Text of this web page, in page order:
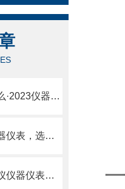
测土壤干湿度的仪器是什么·2023仪器仪表·云唐土壤干湿度检测仪器设备
买土壤腐蚀速度测定仪仪器仪表，选【云唐新款】土壤腐蚀速度测定仪
买数显植物水分状况测定仪仪器仪表，就来山东云唐精品货源